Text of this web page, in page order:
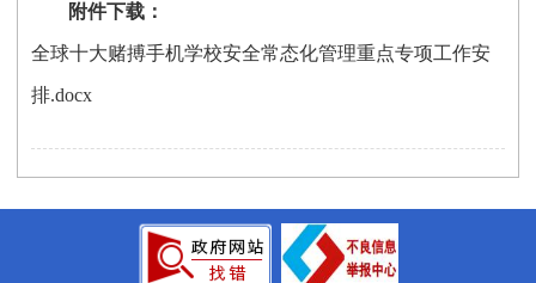
附件下载：
全球十大赌搏手机学校安全常态化管理重点专项工作安
排.docx